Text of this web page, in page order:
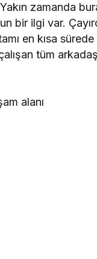
zamanda
bir ilgi var.
en kısa
tüm